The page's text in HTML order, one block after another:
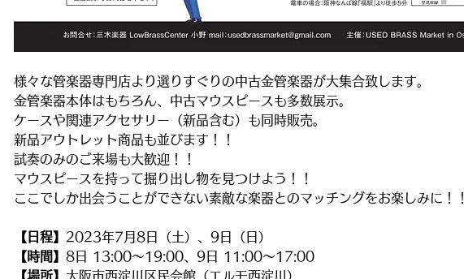
様々な管楽器専門店より選りすぐりの中古金管楽器が大集合致します。
金管楽器本体はもちろん、中古マウスピースも多数展示。
ケースや関連アクセサリー（新品含む）も同時販売。
新品アウトレット商品も並びます！！
試奏のみのご来場も大歓迎！！
マウスピースを持って掘り出し物を見つけよう！！
ここでしか出会うことができない素敵な楽器とのマッチングをお楽しみに！！
【日程】 2023年7月8日（土）、9日（日）
【時間】 8日 13:00～19:00、9日 11:00～17:00
【場所】 大阪市西淀川区民会館（エルモ西淀川）